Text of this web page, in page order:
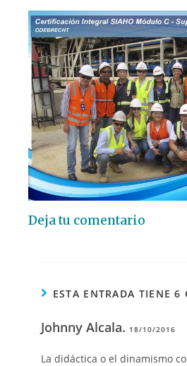
Deja tu comentario
ESTA ENTRADA TIENE 6
Johnny Alcala. 18/10/2016
La didáctica o el dinamismo